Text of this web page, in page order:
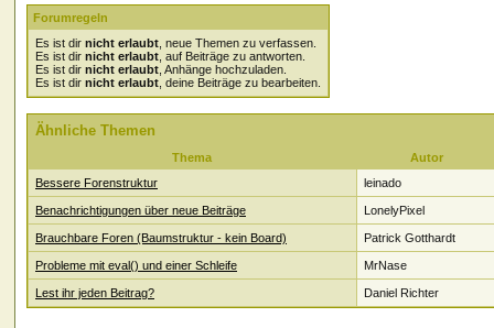
Forumregeln
Es ist dir nicht erlaubt , neue Themen zu verfassen.
Es ist dir nicht erlaubt , auf Beiträge zu antworten.
Es ist dir nicht erlaubt , Anhänge hochzuladen.
Es ist dir nicht erlaubt , deine Beiträge zu bearbeiten.
Ähnliche Themen
Thema
Autor
Bessere Forenstruktur
leinado
Benachrichtigungen über neue Beiträge LonelyPixel
Brauchbare Foren (Baumstruktur - kein Board) Patrick Gotthardt
Probleme mit eval() und einer Schleife MrNase
Lest ihr jeden Beitrag? Daniel Richter